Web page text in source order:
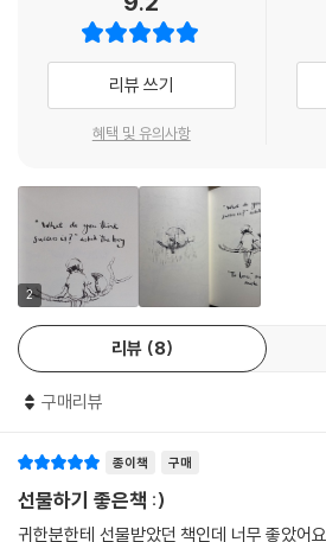
리뷰 쓰기
혜택 및 유의사항
2
리뷰 8
구매리뷰
종이책 구매
선물하기 좋은책 :)
귀한분한테 선물받았던 책인데 너무 좋았어